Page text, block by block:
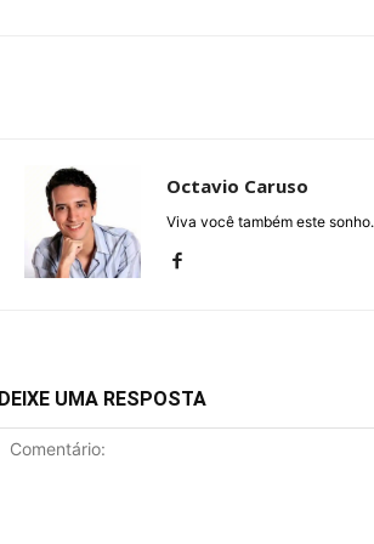
Octavio Caruso
Viva você também este
DEIXE UMA RESPOSTA